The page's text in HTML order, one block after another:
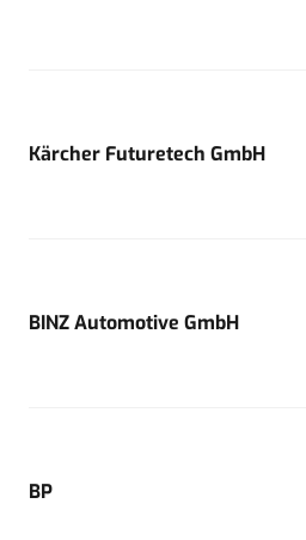
Kärcher Futuretech GmbH
BINZ Automotive GmbH
BP